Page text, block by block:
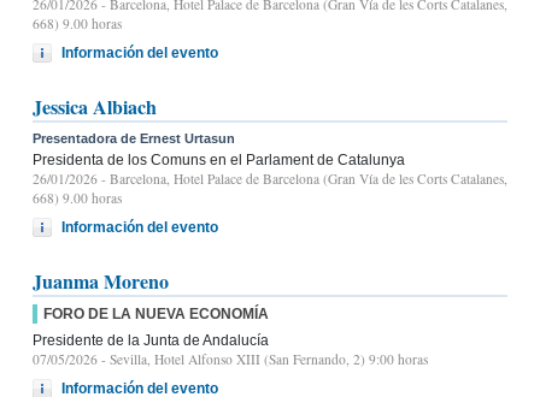
26/01/2026 - Barcelona, Hotel Palace de Barcelona (Gran Vía de les Corts Catalanes,
668) 9.00 horas
Información del evento
Jessica Albiach
Presentadora de Ernest Urtasun
Presidenta de los Comuns en el Parlament de Catalunya
26/01/2026 - Barcelona, Hotel Palace de Barcelona (Gran Vía de les Corts Catalanes,
668) 9.00 horas
Información del evento
Juanma Moreno
FORO DE LA NUEVA ECONOMÍA
Presidente de la Junta de Andalucía
07/05/2026 - Sevilla, Hotel Alfonso XIII (San Fernando, 2) 9:00 horas
Información del evento